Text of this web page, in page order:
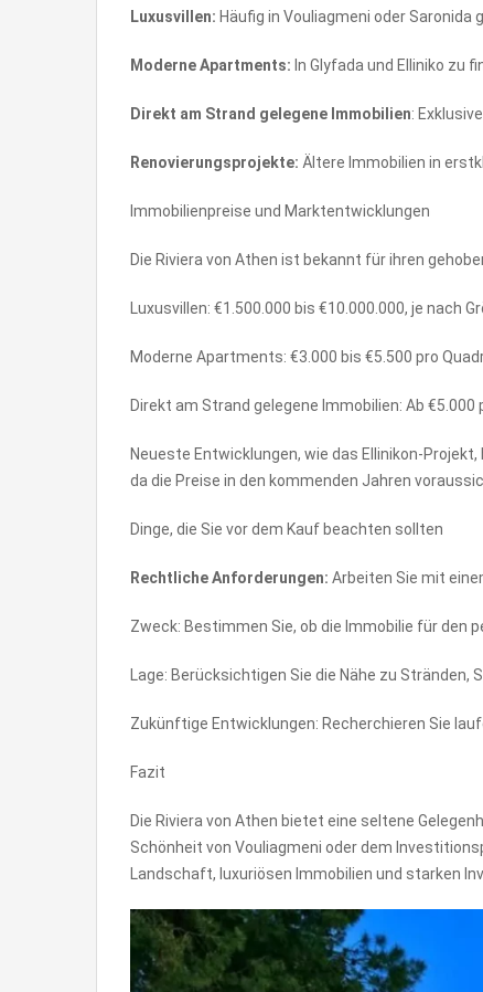
Luxusvillen: Häufig in Vouliagmeni oder
Moderne Apartments: In Glyfada und Elliniko zu
Direkt am Strand gelegene Immobilien:
Renovierungsprojekte: Ältere Immobilien in
Immobilienpreise und Marktentwicklungen
Die Riviera von Athen ist bekannt für ihren
Luxusvillen: €1.500.000 bis €10.000.000, je nach
Moderne Apartments: €3.000 bis €5.500 pro
Direkt am Strand gelegene Immobilien: Ab
Neueste Entwicklungen, wie das Ellinikon-
da die Preise in den kommenden Jahren
Dinge, die Sie vor dem Kauf beachten sollten
Rechtliche Anforderungen: Arbeiten Sie mit
Zweck: Bestimmen Sie, ob die Immobilie für den
Lage: Berücksichtigen Sie die Nähe zu
Zukünftige Entwicklungen: Recherchieren Sie
Fazit
Die Riviera von Athen bietet eine seltene
Schönheit von Vouliagmeni oder dem
Landschaft, luxuriösen Immobilien und starken